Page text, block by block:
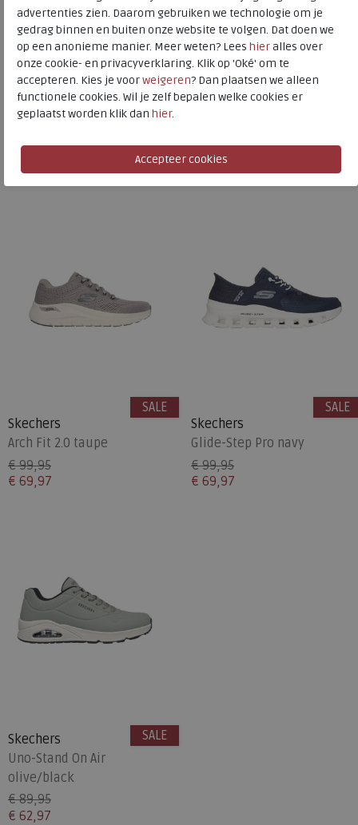
Toon alles van Skechers
Naar allesneakers / veterschoenen
Naar alle
Skechers sneakers / veterschoenen
Is dit iets voor u?
Skechers
Arch Fit 2.0 taupe
€ 99,95
€ 69,97
SALE
Skechers
Glide-Step Pro navy
€ 99,95
€ 69,97
SALE
Skechers
Uno-Stand On Air
olive/black
€ 89,95
€ 62,97
SALE
advertenties zien. Daarom gebruiken we technologie om je
gedrag binnen en buiten onze website te volgen. Dat doen we
op een anonieme manier. Meer weten? Lees hieralles over
onze cookie- en privacyverklaring. Klik op 'Oké' om te
accepteren. Kies je voorweigeren? Dan plaatsen we alleen
functionele cookies. Wil je zelf bepalen welke cookies er
geplaatst worden klik dan hier.